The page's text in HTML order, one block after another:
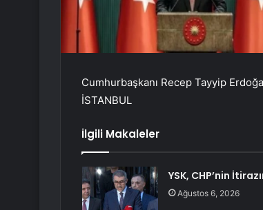
Cumhurbaşkanı Recep Tayyip
İSTANBUL
İlgili Makaleler
YSK, CHP’nin
Ağustos 6, 2026